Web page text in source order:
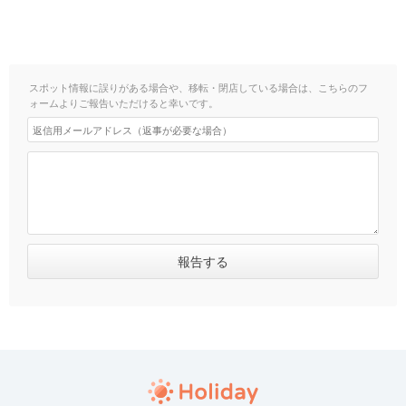
スポット情報に誤りがある場合や、移転・閉店している場合は、こちらのフ
ォームよりご報告いただけると幸いです。